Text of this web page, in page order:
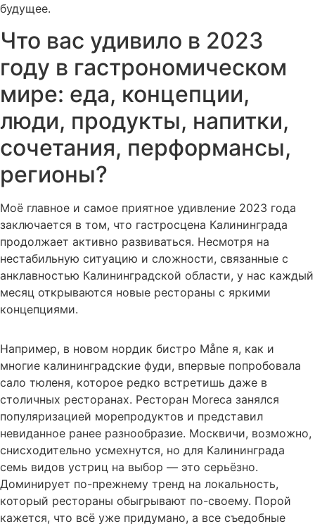
будущее.
Что вас удивило в 2023
году в гастрономическом
мире: еда, концепции,
люди, продукты, напитки,
сочетания, перформансы,
регионы?
Моё главное и самое приятное удивление 2023 года
заключается в том, что гастросцена Калининграда
продолжает активно развиваться. Несмотря на
нестабильную ситуацию и сложности, связанные с
анклавностью Калининградской области, у нас каждый
месяц открываются новые рестораны с яркими
концепциями.
Например, в новом нордик бистро Måne я, как и
многие калининградские фуди, впервые попробовала
сало тюленя, которое редко встретишь даже в
столичных ресторанах. Ресторан Moreca занялся
популяризацией морепродуктов и представил
невиданное ранее разнообразие. Москвичи, возможно,
снисходительно усмехнутся, но для Калининграда
семь видов устриц на выбор — это серьёзно.
Доминирует по-прежнему тренд на локальность,
который рестораны обыгрывают по-своему. Порой
кажется, что всё уже придумано, а все съедобные